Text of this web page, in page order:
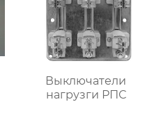
Выключатели
нагрузги РПС